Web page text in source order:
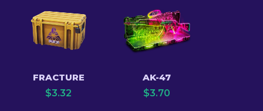
FRACTURE
$3.32
AK-47
$3.70